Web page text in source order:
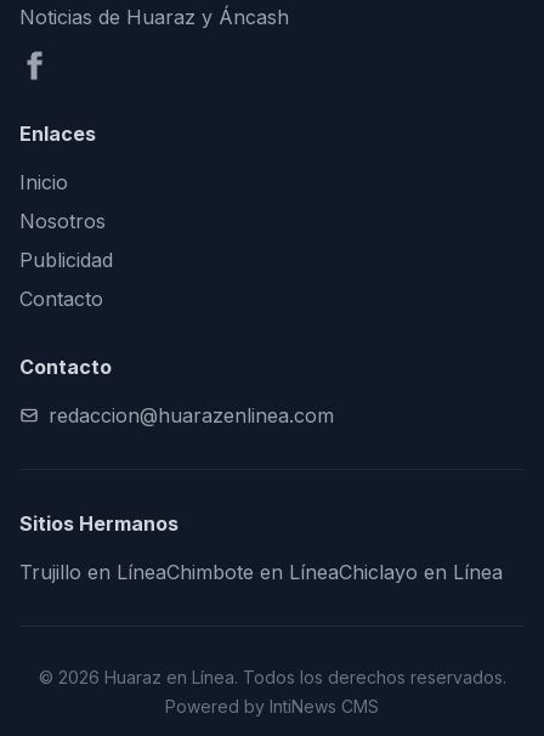
Noticias de Huaraz y Áncash
Enlaces
Inicio
Nosotros
Publicidad
Contacto
Contacto
redaccion@huarazenlinea.com
Sitios Hermanos
Trujillo en LíneaChimbote en LíneaChiclayo en Línea
© 2026 Huaraz en Línea. Todos los derechos reservados.
Powered by IntiNews CMS